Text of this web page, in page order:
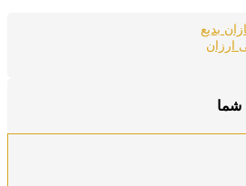
بدیع
ارزان
شما